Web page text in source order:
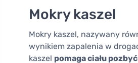
Mokry kaszel
Mokry kaszel, nazywany
wynikiem zapalenia w
kaszel pomaga ciału